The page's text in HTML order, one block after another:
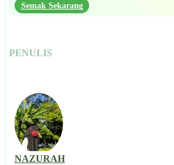
Semak Sekarang
PENULIS
NAZURAH